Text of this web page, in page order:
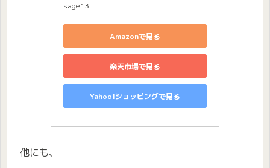
sage13
Amazonで見る
楽天市場で見る
Yahoo!ショッピングで見る
他にも、